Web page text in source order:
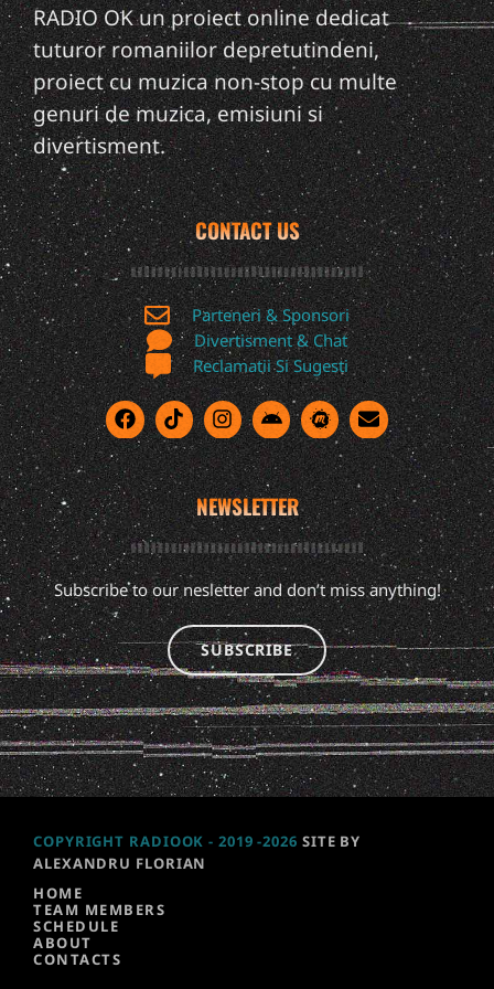
RADIO OK un proiect online dedicat
tuturor romaniilor depretutindeni,
proiect cu muzica non-stop cu multe
genuri de muzica, emisiuni si
divertisment.
CONTACT US
Parteneri & Sponsori
Divertisment & Chat
Reclamatii Si Sugesti
NEWSLETTER
Subscribe to our nesletter and don’t miss anything!
SUBSCRIBE
COPYRIGHT RADIOOK - 2019 -2026 SITE BY
ALEXANDRU FLORIAN
HOME
TEAM MEMBERS
SCHEDULE
ABOUT
CONTACTS